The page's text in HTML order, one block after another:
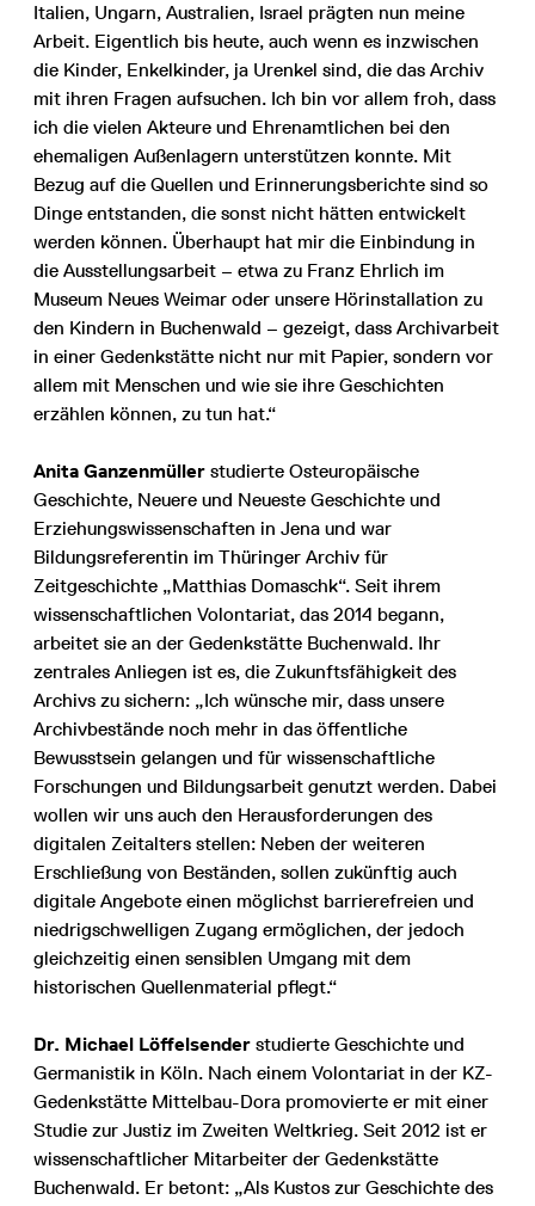
Italien, Ungarn, Australien, Israel prägten nun meine
Arbeit. Eigentlich bis heute, auch wenn es inzwischen
die Kinder, Enkelkinder, ja Urenkel sind, die das Archiv
mit ihren Fragen aufsuchen. Ich bin vor allem froh, dass
ich die vielen Akteure und Ehrenamtlichen bei den
ehemaligen Außenlagern unterstützen konnte. Mit
Bezug auf die Quellen und Erinnerungsberichte sind so
Dinge entstanden, die sonst nicht hätten entwickelt
werden können. Überhaupt hat mir die Einbindung in
die Ausstellungsarbeit – etwa zu Franz Ehrlich im
Museum Neues Weimar oder unsere Hörinstallation zu
den Kindern in Buchenwald – gezeigt, dass Archivarbeit
in einer Gedenkstätte nicht nur mit Papier, sondern vor
allem mit Menschen und wie sie ihre Geschichten
erzählen können, zu tun hat.“
Anita Ganzenmüller studierte Osteuropäische
Geschichte, Neuere und Neueste Geschichte und
Erziehungswissenschaften in Jena und war
Bildungsreferentin im Thüringer Archiv für
Zeitgeschichte „Matthias Domaschk“. Seit ihrem
wissenschaftlichen Volontariat, das 2014 begann,
arbeitet sie an der Gedenkstätte Buchenwald. Ihr
zentrales Anliegen ist es, die Zukunftsfähigkeit des
Archivs zu sichern: „Ich wünsche mir, dass unsere
Archivbestände noch mehr in das öffentliche
Bewusstsein gelangen und für wissenschaftliche
Forschungen und Bildungsarbeit genutzt werden. Dabei
wollen wir uns auch den Herausforderungen des
digitalen Zeitalters stellen: Neben der weiteren
Erschließung von Beständen, sollen zukünftig auch
digitale Angebote einen möglichst barrierefreien und
niedrigschwelligen Zugang ermöglichen, der jedoch
gleichzeitig einen sensiblen Umgang mit dem
historischen Quellenmaterial pflegt.“
Dr. Michael Löffelsender studierte Geschichte und
Germanistik in Köln. Nach einem Volontariat in der KZ-
Gedenkstätte Mittelbau-Dora promovierte er mit einer
Studie zur Justiz im Zweiten Weltkrieg. Seit 2012 ist er
wissenschaftlicher Mitarbeiter der Gedenkstätte
Buchenwald. Er betont: „Als Kustos zur Geschichte des